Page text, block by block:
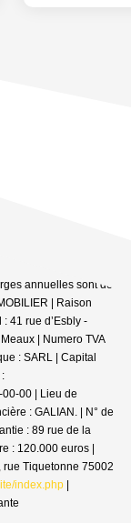
annuelles sont de
| Raison
41 rue d’Esbly -
| Numero TVA
: SARL | Capital
00 | Lieu de
: GALIAN. | N° de
: 89 rue de la
: 120.000 euros |
rue Tiquetonne 75002
index.php |